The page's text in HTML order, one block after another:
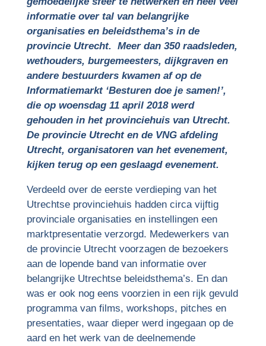
informatie over tal van belangrijke
organisaties en beleidsthema’s in de
provincie Utrecht. Meer dan 350 raadsleden,
wethouders, burgemeesters, dijkgraven en
andere bestuurders kwamen af op de
Informatiemarkt ‘Besturen doe je samen!’,
die op woensdag 11 april 2018 werd
gehouden in het provinciehuis van Utrecht.
De provincie Utrecht en de VNG afdeling
Utrecht, organisatoren van het evenement,
kijken terug op een geslaagd evenement.
Verdeeld over de eerste verdieping van het
Utrechtse provinciehuis hadden circa vijftig
provinciale organisaties en instellingen een
marktpresentatie verzorgd. Medewerkers van
de provincie Utrecht voorzagen de bezoekers
aan de lopende band van informatie over
belangrijke Utrechtse beleidsthema’s. En dan
was er ook nog eens voorzien in een rijk gevuld
programma van films, workshops, pitches en
presentaties, waar dieper werd ingegaan op de
aard en het werk van de deelnemende